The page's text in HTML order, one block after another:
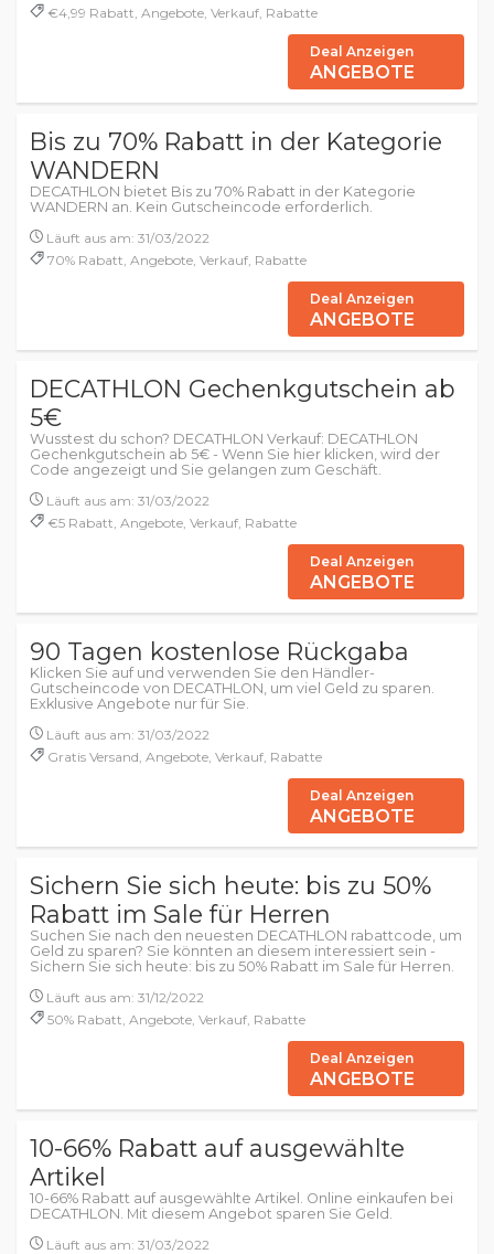
€4,99 Rabatt, Angebote, Verkauf, Rabatte
Deal Anzeigen
ANGEBOTE
Bis zu 70% Rabatt in der Kategorie
WANDERN
DECATHLON bietet Bis zu 70% Rabatt in der Kategorie
WANDERN an. Kein Gutscheincode erforderlich.
Läuft aus am: 31/03/2022
70% Rabatt, Angebote, Verkauf, Rabatte
Deal Anzeigen
ANGEBOTE
DECATHLON Gechenkgutschein ab
5€
Wusstest du schon? DECATHLON Verkauf: DECATHLON
Gechenkgutschein ab 5€ - Wenn Sie hier klicken, wird der
Code angezeigt und Sie gelangen zum Geschäft.
Läuft aus am: 31/03/2022
€5 Rabatt, Angebote, Verkauf, Rabatte
Deal Anzeigen
ANGEBOTE
90 Tagen kostenlose Rückgaba
Klicken Sie auf und verwenden Sie den Händler-
Gutscheincode von DECATHLON, um viel Geld zu sparen.
Exklusive Angebote nur für Sie.
Läuft aus am: 31/03/2022
Gratis Versand, Angebote, Verkauf, Rabatte
Deal Anzeigen
ANGEBOTE
Sichern Sie sich heute: bis zu 50%
Rabatt im Sale für Herren
Suchen Sie nach den neuesten DECATHLON rabattcode, um
Geld zu sparen? Sie könnten an diesem interessiert sein -
Sichern Sie sich heute: bis zu 50% Rabatt im Sale für Herren.
Läuft aus am: 31/12/2022
50% Rabatt, Angebote, Verkauf, Rabatte
Deal Anzeigen
ANGEBOTE
10-66% Rabatt auf ausgewählte
Artikel
10-66% Rabatt auf ausgewählte Artikel. Online einkaufen bei
DECATHLON. Mit diesem Angebot sparen Sie Geld.
Läuft aus am: 31/03/2022